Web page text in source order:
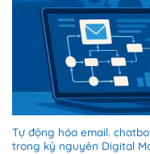
Tự động hóa email.
trong kỷ nguyên Digital